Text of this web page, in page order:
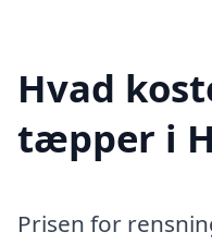
Hvad
tæpper i
Prisen for